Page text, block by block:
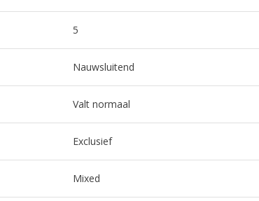
5
Nauwsluitend
Valt normaal
Exclusief
Mixed